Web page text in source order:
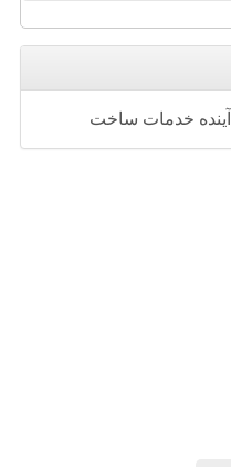
آینده خدمات ساخت